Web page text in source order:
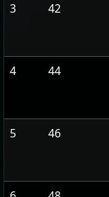
3 42
4 44
5 46